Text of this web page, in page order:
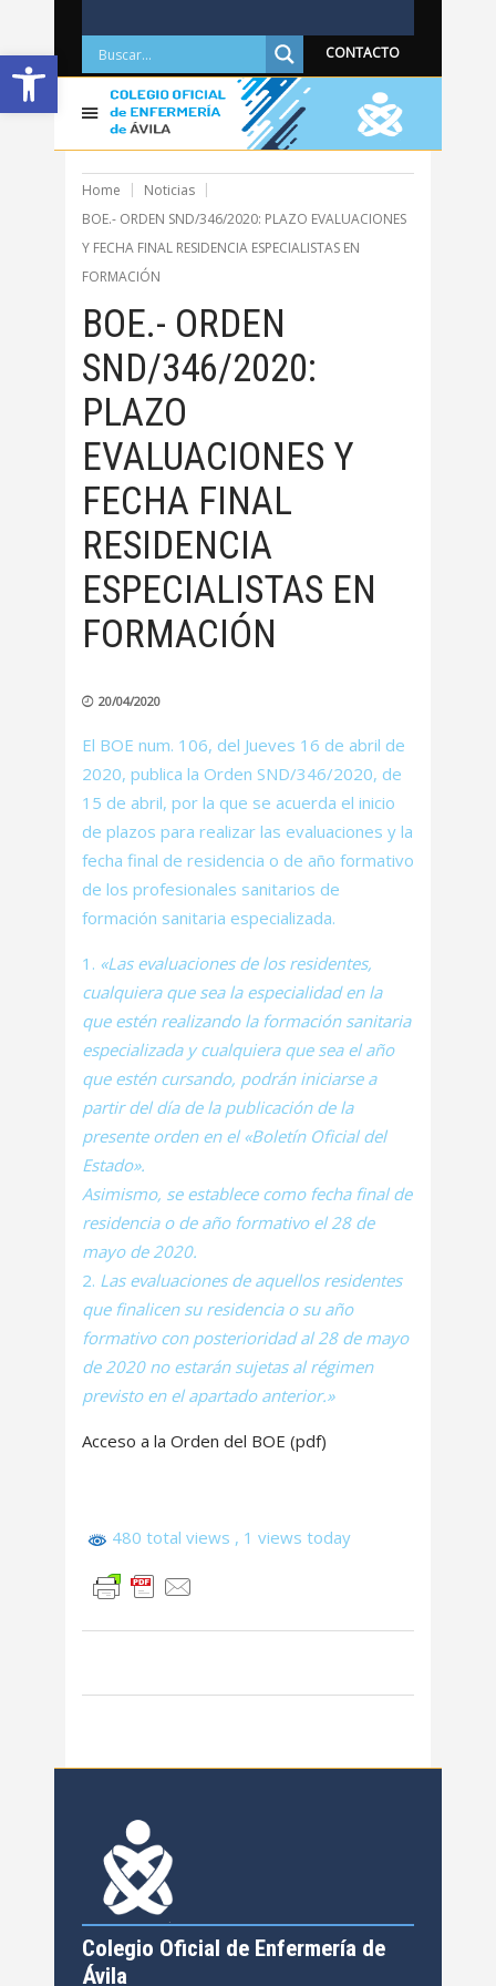
Abrir barra de herramientas CONTACTO
Home
Noticias
BOE.- ORDEN SND/346/2020: PLAZO EVALUACIONES
Y FECHA FINAL RESIDENCIA ESPECIALISTAS EN
FORMACIÓN
BOE.- ORDEN
SND/346/2020:
PLAZO
EVALUACIONES Y
FECHA FINAL
RESIDENCIA
ESPECIALISTAS EN
FORMACIÓN
20/04/2020
El BOE num. 106, del Jueves 16 de abril de
2020, publica la Orden SND/346/2020, de
15 de abril, por la que se acuerda el inicio
de plazos para realizar las evaluaciones y la
fecha final de residencia o de año formativo
de los profesionales sanitarios de
formación sanitaria especializada.
«Las evaluaciones de los residentes,
cualquiera que sea la especialidad en la
que estén realizando la formación sanitaria
especializada y cualquiera que sea el año
que estén cursando, podrán iniciarse a
partir del día de la publicación de la
presente orden en el «Boletín Oficial del
Estado».
Asimismo, se establece como fecha final de
residencia o de año formativo el 28 de
mayo de 2020.
Las evaluaciones de aquellos residentes
que finalicen su residencia o su año
formativo con posterioridad al 28 de mayo
de 2020 no estarán sujetas al régimen
previsto en el apartado anterior.»
Acceso a la Orden del BOE (pdf)
480 total views , 1 views today
Colegio Oficial de Enfermería de
Ávila